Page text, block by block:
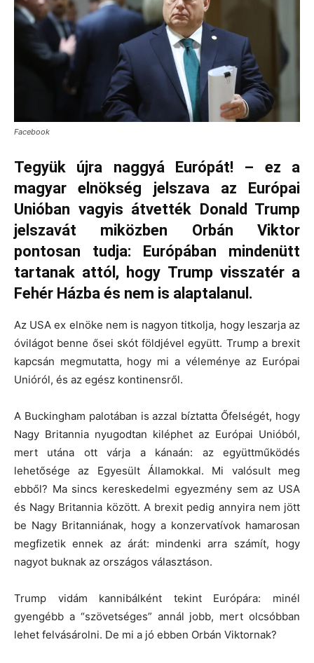
Facebook
Tegyük újra naggyá Európát! – ez a
magyar elnökség jelszava az Európai
Unióban vagyis átvették Donald Trump
jelszavát miközben Orbán Viktor
pontosan tudja: Európában mindenütt
tartanak attól, hogy Trump visszatér a
Fehér Házba és nem is alaptalanul.
Az USA ex elnöke nem is nagyon titkolja, hogy leszarja az
óvilágot benne ősei skót földjével együtt. Trump a brexit
kapcsán megmutatta, hogy mi a véleménye az Európai
Unióról, és az egész kontinensről.
A Buckingham palotában is azzal bíztatta Őfelségét, hogy
Nagy Britannia nyugodtan kiléphet az Európai Unióból,
mert utána ott várja a kánaán: az együttműködés
lehetősége az Egyesült Államokkal. Mi valósult meg
ebből? Ma sincs kereskedelmi egyezmény sem az USA
és Nagy Britannia között. A brexit pedig annyira nem jött
be Nagy Britanniának, hogy a konzervatívok hamarosan
megfizetik ennek az árát: mindenki arra számít, hogy
nagyot buknak az országos választáson.
Trump vidám kannibálként tekint Európára: minél
gyengébb a “szövetséges” annál jobb, mert olcsóbban
lehet felvásárolni. De mi a jó ebben Orbán Viktornak?